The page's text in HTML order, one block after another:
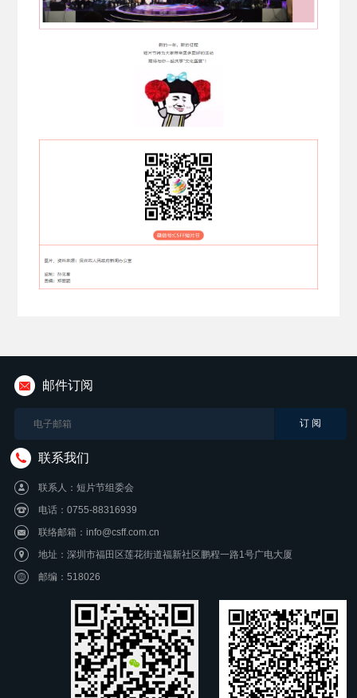
邮件订阅
联系我们
联系人：短片节组委会
电话：0755-88316939
联络邮箱：info@csff.com.cn
地址：深圳市福田区莲花街道福新社区鹏程一路1号广电大厦
邮编：518026